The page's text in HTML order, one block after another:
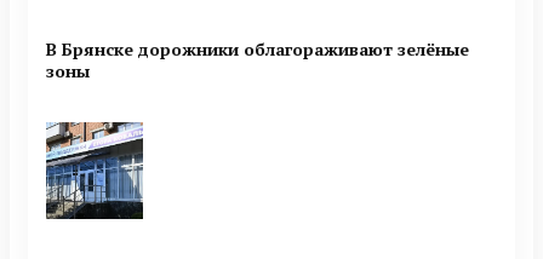
В Брянске дорожники облагораживают зелёные
зоны